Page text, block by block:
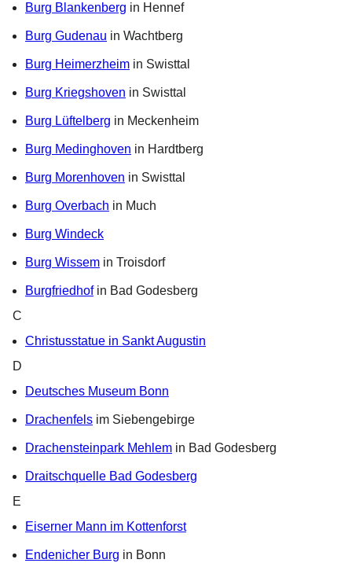
Burg Blankenberg in Hennef
Burg Gudenau in Wachtberg
Burg Heimerzheim in Swisttal
Burg Kriegshoven in Swisttal
Burg Lüftelberg in Meckenheim
Burg Medinghoven in Hardtberg
Burg Morenhoven in Swisttal
Burg Overbach in Much
Burg Windeck
Burg Wissem in Troisdorf
Burgfriedhofin Bad Godesberg
C
Christusstatue in Sankt Augustin
D
Deutsches Museum Bonn
Drachenfels im Siebengebirge
Drachensteinpark Mehlem in Bad Godesberg
Draitschquelle Bad Godesberg
E
Eiserner Mann im Kottenforst
Endenicher Burg in Bonn